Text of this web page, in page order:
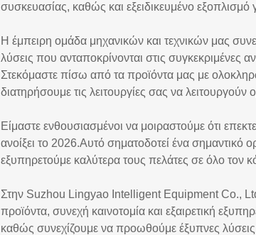
συσκευασίας, καθώς και εξειδικευμένο
Η έμπειρη ομάδα μηχανικών και τεχνικών μας
λύσεις που ανταποκρίνονται στις συγκεκριμένες
Στεκόμαστε πίσω από τα προϊόντα μας με
διατηρήσουμε τις λειτουργίες σας να λειτουργούν
Είμαστε ενθουσιασμένοι να μοιραστούμε ότι
ανοίξει το 2026.Αυτό σηματοδοτεί ένα
εξυπηρετούμε καλύτερα τους πελάτες σε όλο τον
Στην Suzhou Lingyao Intelligent Equipment Co., Ltd,
προϊόντα, συνεχή καινοτομία και εξαιρετική
καθώς συνεχίζουμε να προωθούμε έξυπνες λύσεις